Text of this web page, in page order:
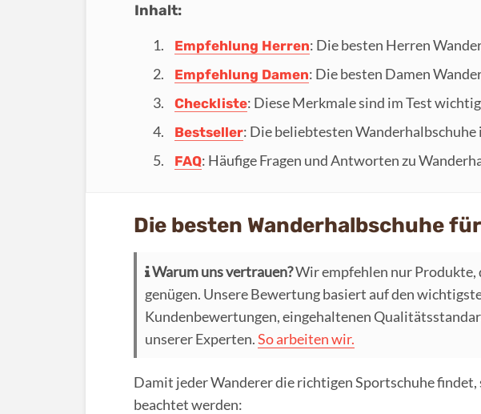
Inhalt:
Empfehlung Herren: Die besten Herren
Empfehlung Damen: Die besten Damen
Checkliste: Diese Merkmale sind im Test
Bestseller: Die beliebtesten Wanderhalbschuhe
FAQ: Häufige Fragen und Antworten zu
Die besten Wanderhalbschuhe
Warum uns vertrauen?Wir empfehlen nur Produkte,
genügen. Unsere Bewertung basiert auf den
Kundenbewertungen, eingehaltenen
unserer Experten.So arbeiten wir.
Damit jeder Wanderer die richtigen Sportschuhe
beachtet werden: